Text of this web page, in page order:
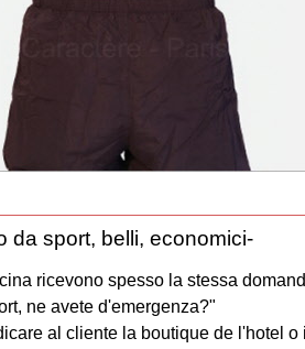
da sport, belli, economici-
ricevono spesso la stessa
ne avete d'emergenza?"
al cliente la boutique de l'hotel o